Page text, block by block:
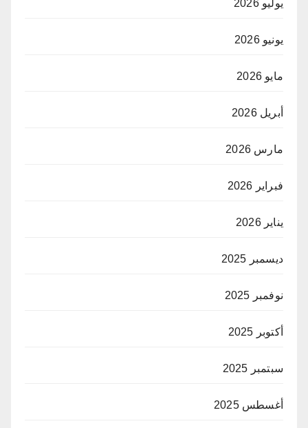
يوليو 2026
يونيو 2026
مايو 2026
أبريل 2026
مارس 2026
فبراير 2026
يناير 2026
ديسمبر 2025
نوفمبر 2025
أكتوبر 2025
سبتمبر 2025
أغسطس 2025